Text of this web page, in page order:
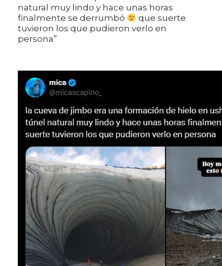
natural muy lindo y hace unas horas
finalmente se derrumbó
que suerte
tuvieron los que pudieron verlo en
persona”